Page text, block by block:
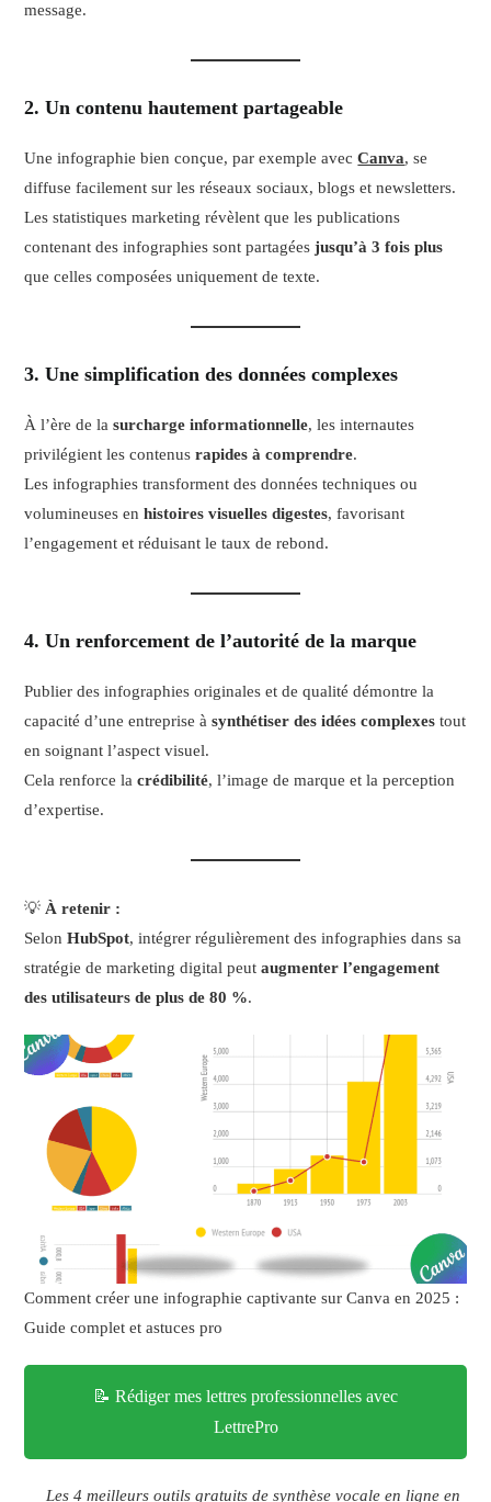
message.
2. Un contenu hautement partageable
Une infographie bien conçue, par exemple avecCanva, se
diffuse facilement sur les réseaux sociaux, blogs et newsletters.
Les statistiques marketing révèlent que les publications
contenant des infographies sont partagéesjusqu’à 3 fois plus
que celles composées uniquement de texte.
3. Une simplification des données complexes
À l’ère de lasurcharge informationnelle, les internautes
privilégient les contenusrapides à comprendre.
Les infographies transforment des données techniques ou
volumineuses enhistoires visuelles digestes, favorisant
l’engagement et réduisant le taux de rebond.
4. Un renforcement de l’autorité de la marque
Publier des infographies originales et de qualité démontre la
capacité d’une entreprise àsynthétiser des idées complexes tout
en soignant l’aspect visuel.
Cela renforce lacrédibilité, l’image de marque et la perception
d’expertise.
💡À retenir :
SelonHubSpot, intégrer régulièrement des infographies dans sa
stratégie de marketing digital peutaugmenter l’engagement
des utilisateurs de plus de 80 %.
Comment créer une infographie captivante sur Canva en 2025 :
Guide complet et astuces pro
📝 Rédiger mes lettres professionnelles avec
LettrePro
Les 4 meilleurs outils gratuits de synthèse vocale en ligne en